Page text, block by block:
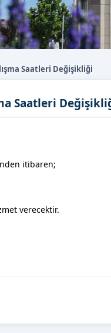
Saatleri Değişikliği
Saatleri
itibaren;
verecektir.